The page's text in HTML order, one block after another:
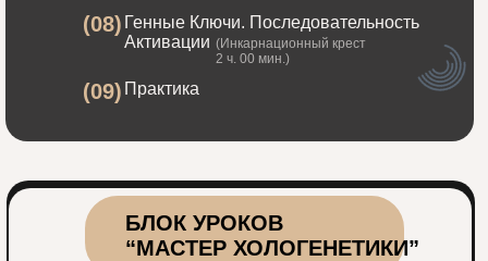
Генные Ключи. Последовательность
Активации
Практика
(08)
(09)
(Инкарнационный крест
2 ч. 00 мин.)
БЛОК УРОКОВ
“МАСТЕР ХОЛОГЕНЕТИКИ”